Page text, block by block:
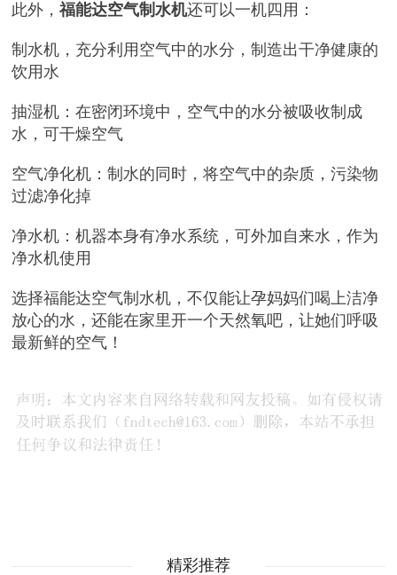
此外，福能达空气制水机还可以一机四用 ：
制水机，充分利用空气中的水分，制造出干净健康的
饮用水
抽湿机：在密闭环境中，空气中的水分被吸收制成
水，可干燥空气
空气净化机：制水的同时，将空气中的杂质，污染物
过滤净化掉
净水机：机器本身有净水系统，可外加自来水，作为
净水机使用
选择福能达空气制水机，不仅能让孕妈妈们喝上洁净
放心的水，还能在家里开一个天然氧吧，让她们呼吸
最新鲜的空气！
精彩推荐